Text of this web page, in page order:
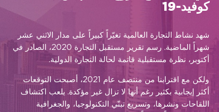
كوفيد-19
شهد نشاط التجارة العالمية تغيّراً كبيراً
على مدار الاثني عشر
شهراً
الماضية. رسم تقرير مستقبل التجارة 2020، الصادر في
أكتوبر، نظرة مستقبلية قاتمة لحالة التجارة الدولية.
ولكن مع اقترابنا من منتصف عام 2021، أصبحت التوقعات
أكثر إيجابية بكثير رغم أنها لا تزال غير مؤكدة. يلعب اكتشاف
اللقاحات ونشرها، وتسريع تبنّي التكنولوجيا، والجغرافية